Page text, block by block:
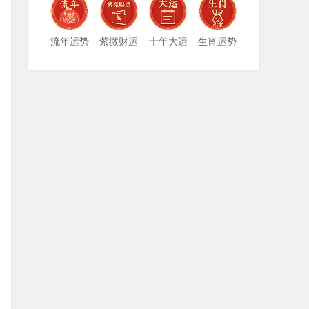
流年运势 紫微财运 十年大运 生肖运势